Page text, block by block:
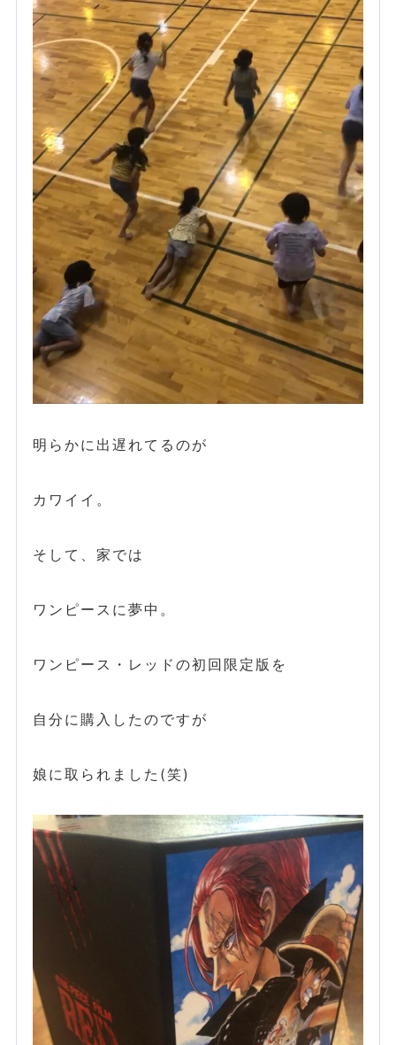
明らかに出遅れてるのが
カワイイ。
そして、家では
ワンピースに夢中。
ワンピース・レッドの初回限定版を
自分に購入したのですが
娘に取られました(笑)